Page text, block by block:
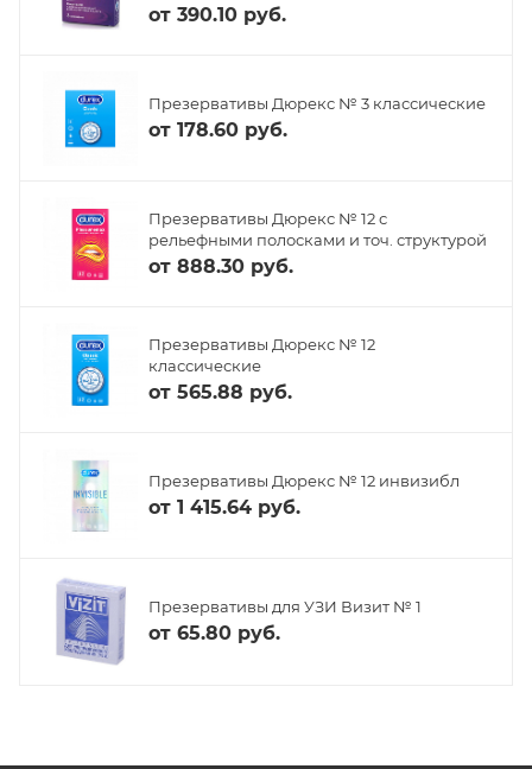
от 390.10 руб.
Презервативы Дюрекс № 3 классические
от 178.60 руб.
Презервативы Дюрекс № 12 с
рельефными полосками и точ. структурой
от 888.30 руб.
Презервативы Дюрекс № 12
классические
от 565.88 руб.
Презервативы Дюрекс № 12 инвизибл
от 1 415.64 руб.
Презервативы для УЗИ Визит № 1
от 65.80 руб.